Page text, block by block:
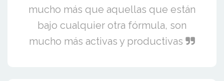
mucho más que aquellas que están
bajo cualquier otra fórmula, son
mucho más activas y productivas